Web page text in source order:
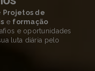
Projetos de
e formação
e oportunidades
luta diária pelo